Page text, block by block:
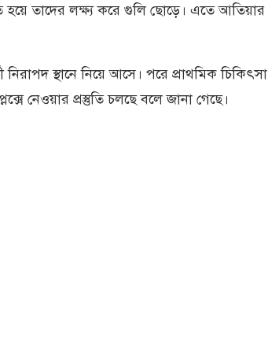
তাদের লক্ষ্য করে গুলি ছোড়ে। এতে আতিয়ার
স্থানে নিয়ে আসে। পরে প্রাথমিক চিকিৎসা
নেওয়ার প্রস্তুতি চলছে বলে জানা গেছে।